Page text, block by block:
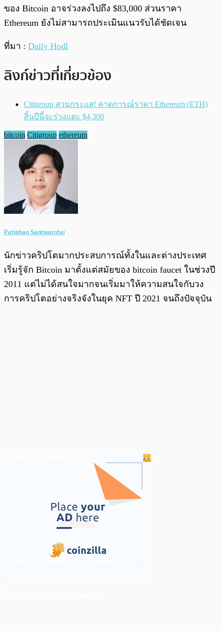
ของ Bitcoin อาจร่วงลงไปถึง $83,000 ส่วนราคา
Ethereum ยังไม่สามารถประเมินแนวรับได้ชัดเจน
ที่มา : Daily Hodl
ลิงก์ข่าวที่เกี่ยวข้อง
Citigroup สวนกระแส! คาดการณ์ราคา Ethereum (ETH)
สิ้นปีนี้จะร่วงแตะ $4,300
bitcoin Citigroup ethereum
Patiphan Santivarotai
นักข่าวคริปโตมากประสบการณ์ทั้งในและต่างประเทศ
เริ่มรู้จัก Bitcoin มาตั้งแต่สมัยของ bitcoin faucet ในช่วงปี
2011 แต่ไม่ได้สนใจมากจนเริ่มมาให้ความสนใจกับวง
การคริปโตอย่างจริงจังในยุค NFT ปี 2021 จนถึงปัจจุบัน